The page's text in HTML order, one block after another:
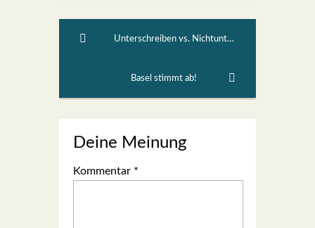
Unterschreiben vs. Nichtunterschreiben
Basel stimmt ab!
Deine Meinung
Kommentar *